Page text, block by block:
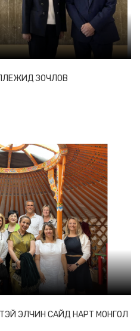
ЗОЧЛОВ
ЭЛЧИН САЙД НАРТ МОНГОЛ